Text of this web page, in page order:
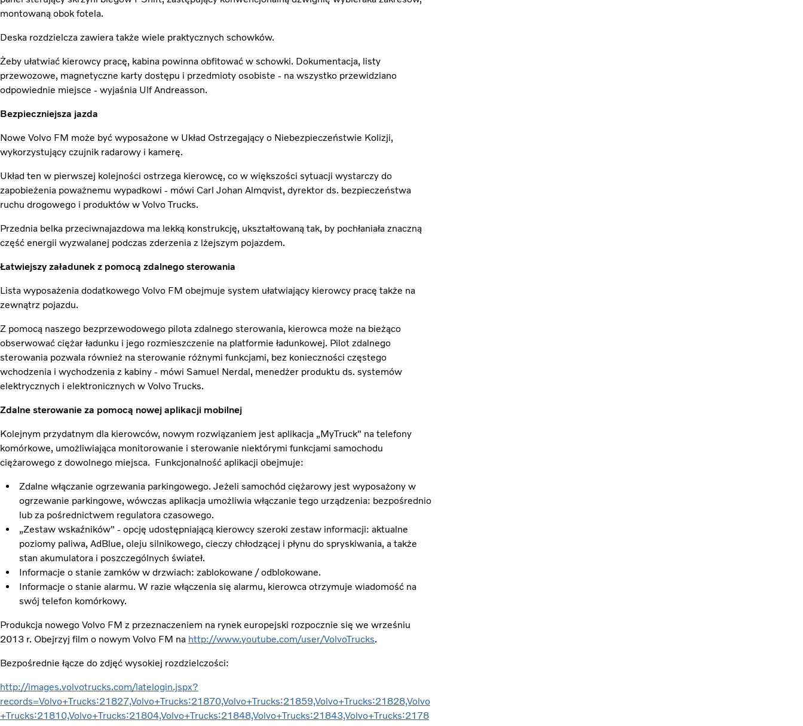
montowaną obok fotela.
Deska rozdzielcza zawiera także wiele praktycznych schowków.
Żeby ułatwiać kierowcy pracę, kabina powinna obfitować w schowki. Dokumentacja, listy
przewozowe, magnetyczne karty dostępu i przedmioty osobiste - na wszystko przewidziano
odpowiednie miejsce - wyjaśnia Ulf Andreasson.
Bezpieczniejsza jazda
Nowe Volvo FM może być wyposażone w Układ Ostrzegający o Niebezpieczeństwie Kolizji,
wykorzystujący czujnik radarowy i kamerę.
Układ ten w pierwszej kolejności ostrzega kierowcę, co w większości sytuacji wystarczy do
zapobieżenia poważnemu wypadkowi - mówi Carl Johan Almqvist, dyrektor ds. bezpieczeństwa
ruchu drogowego i produktów w Volvo Trucks.
Przednia belka przeciwnajazdowa ma lekką konstrukcję, ukształtowaną tak, by pochłaniała znaczną
część energii wyzwalanej podczas zderzenia z lżejszym pojazdem.
Łatwiejszy załadunek z pomocą zdalnego sterowania
Lista wyposażenia dodatkowego Volvo FM obejmuje system ułatwiający kierowcy pracę także na
zewnątrz pojazdu.
Z pomocą naszego bezprzewodowego pilota zdalnego sterowania, kierowca może na bieżąco
obserwować ciężar ładunku i jego rozmieszczenie na platformie ładunkowej. Pilot zdalnego
sterowania pozwala również na sterowanie różnymi funkcjami, bez konieczności częstego
wchodzenia i wychodzenia z kabiny - mówi Samuel Nerdal, menedżer produktu ds. systemów
elektrycznych i elektronicznych w Volvo Trucks.
Zdalne sterowanie za pomocą nowej aplikacji mobilnej
Kolejnym przydatnym dla kierowców, nowym rozwiązaniem jest aplikacja „MyTruck" na telefony
komórkowe, umożliwiająca monitorowanie i sterowanie niektórymi funkcjami samochodu
ciężarowego z dowolnego miejsca. Funkcjonalność aplikacji obejmuje:
Zdalne włączanie ogrzewania parkingowego. Jeżeli samochód ciężarowy jest wyposażony w
ogrzewanie parkingowe, wówczas aplikacja umożliwia włączanie tego urządzenia: bezpośrednio
lub za pośrednictwem regulatora czasowego.
„Zestaw wskaźników" - opcję udostępniającą kierowcy szeroki zestaw informacji: aktualne
poziomy paliwa, AdBlue, oleju silnikowego, cieczy chłodzącej i płynu do spryskiwania, a także
stan akumulatora i poszczególnych świateł.
Informacje o stanie zamków w drzwiach: zablokowane / odblokowane.
Informacje o stanie alarmu. W razie włączenia się alarmu, kierowca otrzymuje wiadomość na
swój telefon komórkowy.
Produkcja nowego Volvo FM z przeznaczeniem na rynek europejski rozpocznie się we wrześniu
2013 r. Obejrzyj film o nowym Volvo FM na http://www.youtube.com/user/VolvoTrucks.
Bezpośrednie łącze do zdjęć wysokiej rozdzielczości:
http://images.volvotrucks.com/latelogin.jspx?
records=Volvo+Trucks:21827,Volvo+Trucks:21870,Volvo+Trucks:21859,Volvo+Trucks:21828,Volvo
+Trucks:21810,Volvo+Trucks:21804,Volvo+Trucks:21848,Volvo+Trucks:21843,Volvo+Trucks:2178